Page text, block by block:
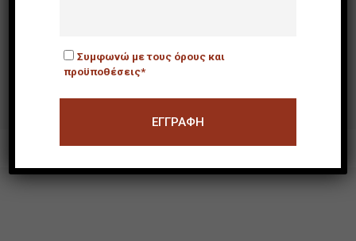
Ο Χάνδακας
Συμφωνώ με τους όρους και
προϋποθέσεις*